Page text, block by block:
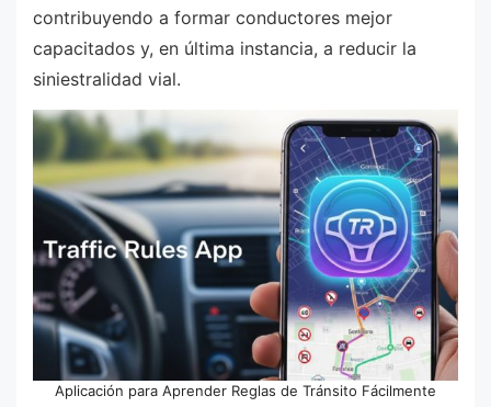
contribuyendo a formar conductores mejor
capacitados y, en última instancia, a reducir la
siniestralidad vial.
Aplicación para Aprender Reglas de Tránsito Fácilmente